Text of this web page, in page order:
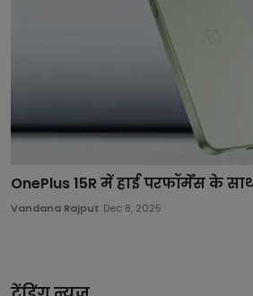
OnePlus 15R में हाई परफॉर्मेंस के
Vandana Rajput Dec 8, 2025